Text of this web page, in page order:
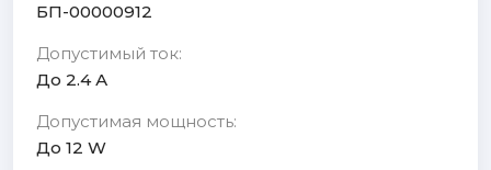
БП-00000912
Допустимый ток:
До 2.4 А
Допустимая мощность:
До 12 W